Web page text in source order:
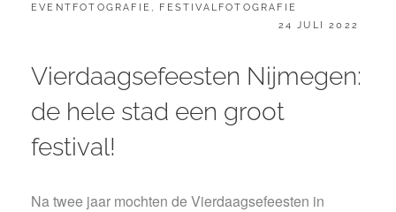
CATEGORIES:
EVENTFOTOGRAFIE , FESTIVALFOTOGRAFIE
GEPLAATST
24 JULI 2022
Vierdaagsefeesten Nijmegen:
de hele stad een groot
festival!
Na twee jaar mochten de Vierdaagsefeesten in